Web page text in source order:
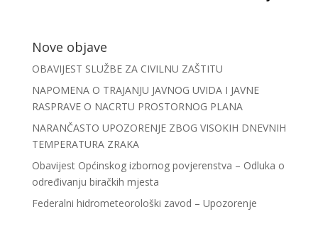
Nove objave
OBAVIJEST SLUŽBE ZA CIVILNU ZAŠTITU
NAPOMENA O TRAJANJU JAVNOG UVIDA I JAVNE
RASPRAVE O NACRTU PROSTORNOG PLANA
NARANČASTO UPOZORENJE ZBOG VISOKIH DNEVNIH
TEMPERATURA ZRAKA
Obavijest Općinskog izbornog povjerenstva – Odluka o
određivanju biračkih mjesta
Federalni hidrometeorološki zavod – Upozorenje